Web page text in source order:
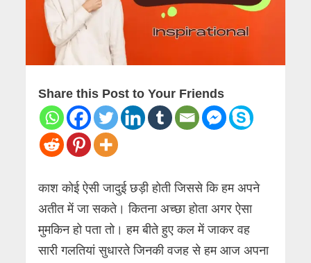
Share this Post to Your Friends
काश कोई ऐसी जादुई छड़ी होती जिससे कि हम अपने
अतीत में जा सकते। कितना अच्छा होता अगर ऐसा
मुमकिन हो पता तो। हम बीते हुए कल में जाकर वह
सारी गलतियां सुधारते जिनकी वजह से हम आज अपना